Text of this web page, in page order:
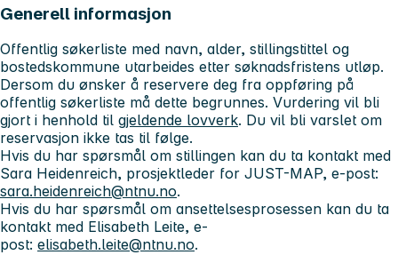
Generell informasjon
Offentlig søkerliste med navn, alder, stillingstittel og
bostedskommune utarbeides etter søknadsfristens utløp.
Dersom du ønsker å reservere deg fra oppføring på
offentlig søkerliste må dette begrunnes. Vurdering vil bli
gjort i henhold til gjeldende lovverk. Du vil bli varslet om
reservasjon ikke tas til følge.
Hvis du har spørsmål om stillingen kan du ta kontakt med
Sara Heidenreich, prosjektleder for JUST-MAP, e-post:
sara.heidenreich@ntnu.no.
Hvis du har spørsmål om ansettelsesprosessen kan du ta
kontakt med Elisabeth Leite, e-
post: elisabeth.leite@ntnu.no.